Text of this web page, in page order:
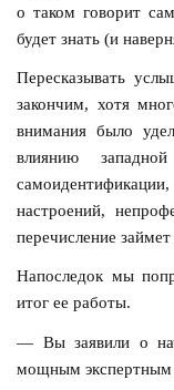
о таком говорит
будет знать (и
Пересказывать
закончим, хотя
внимания было
влиянию
настроений,
перечисление
Напоследок мы
итог ее работы.
— Вы заявили о
мощным